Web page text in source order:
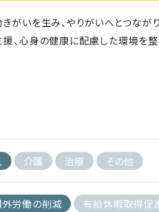
がいを生み、やりがいへとつなが
、心身の健康に配慮した環境を
介護 治療 その他
労働の削減 有給休暇取得促